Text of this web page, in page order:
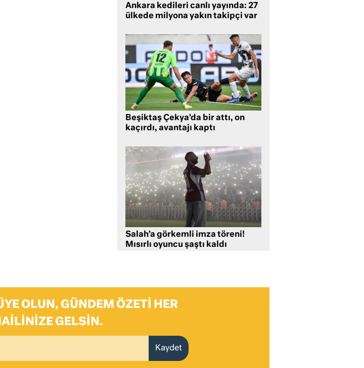
Ankara kedileri canlı yayında: 27
ülkede milyona yakın takipçi var
Beşiktaş Çekya’da bir attı, on
kaçırdı, avantajı kaptı
Salah’a görkemli imza töreni!
Mısırlı oyuncu şaştı kaldı
OLUN, GÜNDEM ÖZETI HER
GELSIN.
Kaydet